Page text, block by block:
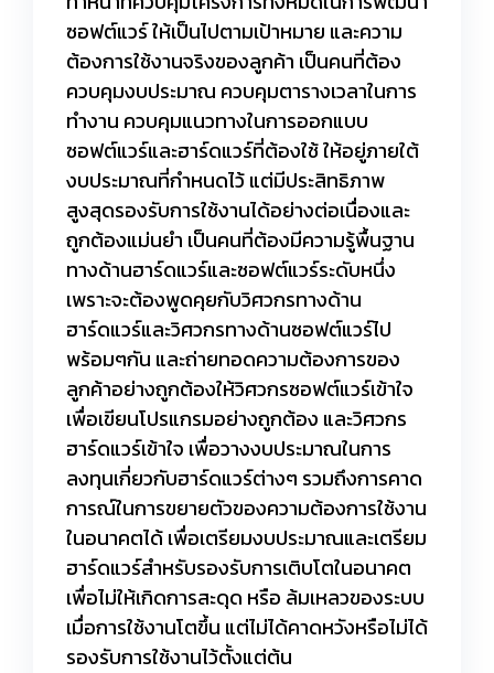
ซอฟต์แวร์ ให้เป็นไปตามเป้าหมาย และความ
ต้องการใช้งานจริงของลูกค้า เป็นคนที่ต้อง
ควบคุมงบประมาณ ควบคุมตารางเวลาในการ
ทำงาน ควบคุมแนวทางในการออกแบบ
ซอฟต์แวร์และฮาร์ดแวร์ที่ต้องใช้ ให้อยู่ภายใต้
งบประมาณที่กำหนดไว้ แต่มีประสิทธิภาพ
สูงสุดรองรับการใช้งานได้อย่างต่อเนื่องและ
ถูกต้องแม่นยำ เป็นคนที่ต้องมีความรู้พื้นฐาน
ทางด้านฮาร์ดแวร์และซอฟต์แวร์ระดับหนึ่ง
เพราะจะต้องพูดคุยกับวิศวกรทางด้าน
ฮาร์ดแวร์และวิศวกรทางด้านซอฟต์แวร์ไป
พร้อมๆกัน และถ่ายทอดความต้องการของ
ลูกค้าอย่างถูกต้องให้วิศวกรซอฟต์แวร์เข้าใจ
เพื่อเขียนโปรแกรมอย่างถูกต้อง และวิศวกร
ฮาร์ดแวร์เข้าใจ เพื่อวางงบประมาณในการ
ลงทุนเกี่ยวกับฮาร์ดแวร์ต่างๆ รวมถึงการคาด
การณ์ในการขยายตัวของความต้องการใช้งาน
ในอนาคตได้ เพื่อเตรียมงบประมาณและเตรียม
ฮาร์ดแวร์สำหรับรองรับการเติบโตในอนาคต
เพื่อไม่ให้เกิดการสะดุด หรือ ล้มเหลวของระบบ
เมื่อการใช้งานโตขึ้น แต่ไม่ได้คาดหวังหรือไม่ได้
รองรับการใช้งานไว้ตั้งแต่ต้น